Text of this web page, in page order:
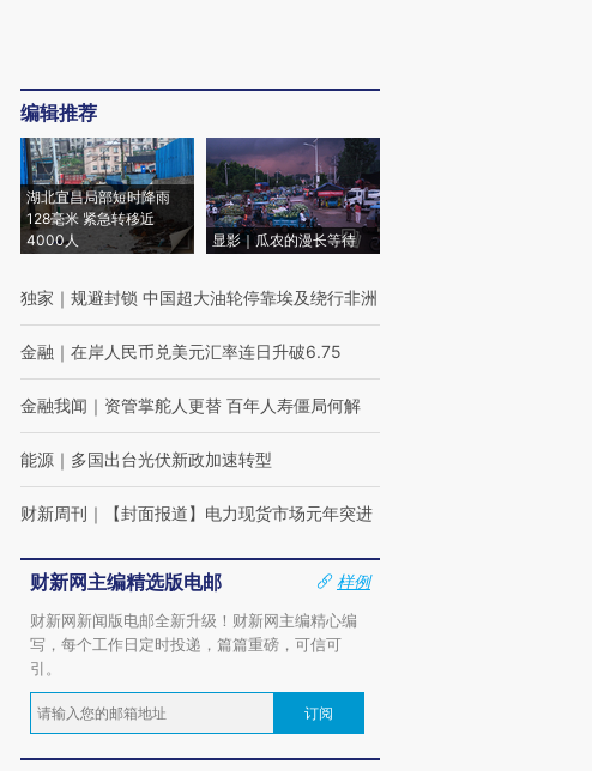
编辑推荐
湖北宜昌局部短时降雨
128毫米 紧急转移近
4000人
显影｜瓜农的漫长等待
独家 ｜ 规避封锁 中国超大油轮停靠埃及绕行非洲
金融 ｜ 在岸人民币兑美元汇率连日升破6.75
金融我闻 ｜ 资管掌舵人更替 百年人寿僵局何解
能源 ｜ 多国出台光伏新政加速转型
财新周刊 ｜ 【封面报道】电力现货市场元年突进
财新网主编精选版电邮
样例
财新网新闻版电邮全新升级！财新网主编精心编
写，每个工作日定时投递，篇篇重磅，可信可
引。
订阅